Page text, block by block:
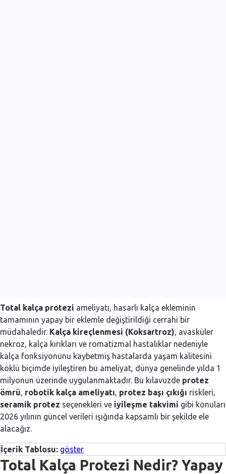
Total kalça protezi ameliyatı, hasarlı kalça ekleminin
tamamının yapay bir eklemle değiştirildiği cerrahi bir
müdahaledir. Kalça kireçlenmesi (Koksartroz) , avasküler
nekroz, kalça kırıkları ve romatizmal hastalıklar nedeniyle
kalça fonksiyonunu kaybetmiş hastalarda yaşam kalitesini
köklü biçimde iyileştiren bu ameliyat, dünya genelinde yılda 1
milyonun üzerinde uygulanmaktadır. Bu kılavuzde protez
ömrü robotik kalça ameliyatı protez başı çıkığı riskleri,
seramik protez seçenekleri ve iyileşme takvimi gibi konuları
2026 yılının güncel verileri ışığında kapsamlı bir şekilde ele
alacağız.
İçerik Tablosu: göster
Total Kalça Protezi Nedir? Yapay